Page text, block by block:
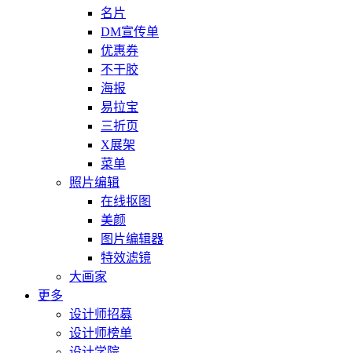
名片
DM宣传单
优惠券
不干胶
海报
易拉宝
三折页
X展架
菜单
照片编辑
在线抠图
美颜
图片编辑器
特效滤镜
大画家
更多
设计师招募
设计师榜单